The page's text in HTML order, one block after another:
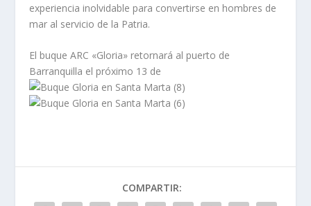
experiencia inolvidable para convertirse en hombres de
mar al servicio de la Patria.
El buque ARC «Gloria» retornará al puerto de
Barranquilla el próximo 13 de
COMPARTIR: